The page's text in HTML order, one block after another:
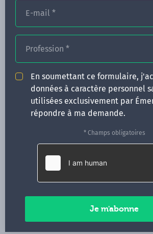
E-mail *
Profession *
En soumettant ce formulaire,
données à caractère personnel
utilisées exclusivement par
répondre à ma demande.
* Champs obligatoires
CONGRÈS
ACTUALITÉS
INFOS PRATIQUES
Qui sommes-nous ?
CONTACT
35000 Rennes
02 99 05 25 47
Contactez-nous
Paiements sécurisés